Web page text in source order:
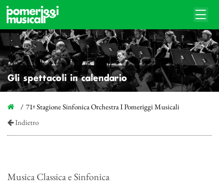
Gli spettacoli in calendario
71ª Stagione Sinfonica Orchestra I Pomeriggi Musicali
Indietro
Musica Classica e Sinfonica